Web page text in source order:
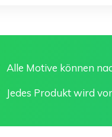
Alle Motive können
Jedes Produkt wird